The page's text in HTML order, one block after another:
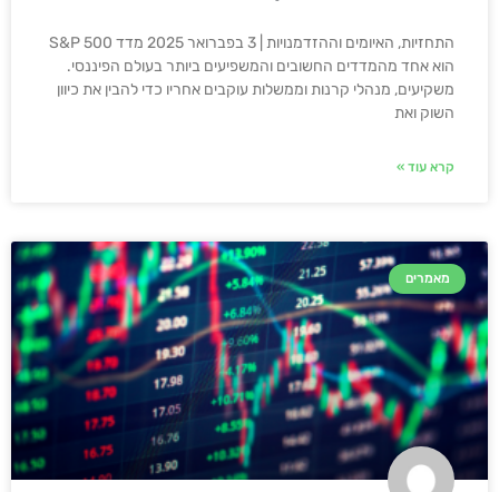
התחזיות, האיומים וההזדמנויות | 3 בפברואר 2025 מדד S&P 500
הוא אחד מהמדדים החשובים והמשפיעים ביותר בעולם הפיננסי.
משקיעים, מנהלי קרנות וממשלות עוקבים אחריו כדי להבין את כיוון
השוק ואת
קרא עוד »
מאמרים